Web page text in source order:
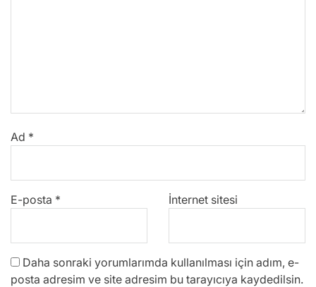
Ad *
E-posta * İnternet sitesi
Daha sonraki yorumlarımda kullanılması için adım, e-
posta adresim ve site adresim bu tarayıcıya kaydedilsin.